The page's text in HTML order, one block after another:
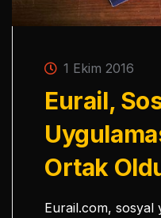
1 Ekim 2016
Eurail,
Ortak
Eurail.com, sosyal